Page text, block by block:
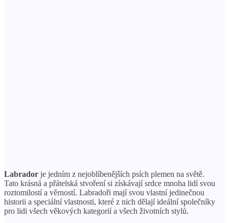
Labrador je jedním z nejoblíbenějších psích plemen na světě.
Tato krásná a přátelská stvoření si získávají srdce mnoha lidí svou
roztomilostí a věrností. Labradoři mají svou vlastní jedinečnou
historii a speciální vlastnosti, které z nich dělají ideální společníky
pro lidi všech věkových kategorií a všech životních stylů.